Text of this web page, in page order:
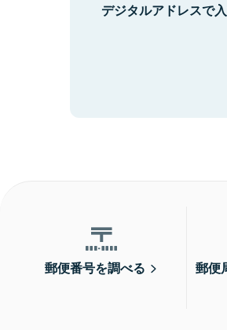
デジタルアドレスで
郵便番号を調べる
郵便